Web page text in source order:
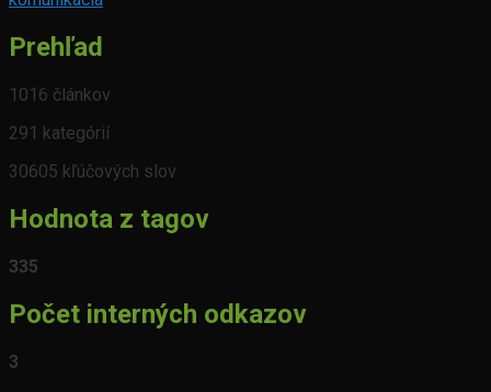
Prehľad
1016 článkov
291 kategórií
30605 kľúčových slov
Hodnota z tagov
335
Počet interných odkazov
3